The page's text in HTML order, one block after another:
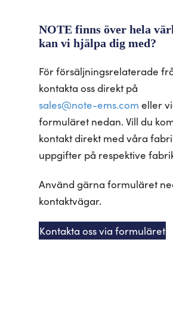
NOTE finns över hela
kan vi hjälpa dig med?
För försäljningsrelaterade
kontakta oss direkt på
sales@note-ems.com eller
formuläret nedan. Vill du
kontakt direkt med våra
uppgifter på respektive
Använd gärna formuläret
kontaktvägar.
Kontakta oss via formuläret